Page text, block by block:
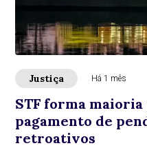
Justiça Há 1 mês
STF forma
pagamento de
retroativos